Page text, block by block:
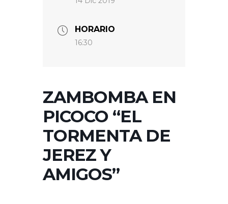
HORARIO
16:30
ZAMBOMBA EN
PICOCO “EL
TORMENTA DE
JEREZ Y
AMIGOS”